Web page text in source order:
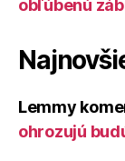
obľúbenú
Lemmy
ohrozujú